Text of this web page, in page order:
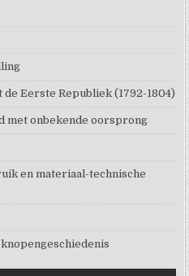
Eerste Republiek (1792-1804)
met onbekende oorsprong
en materiaal-technische